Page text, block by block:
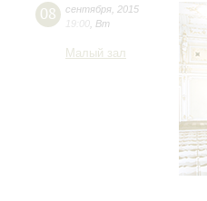
08 сентября 2015
19:00 Вт
Малый зал